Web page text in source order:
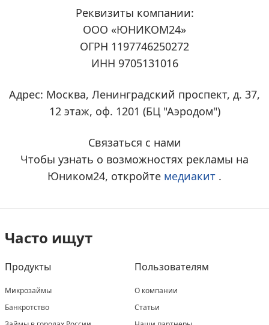
Реквизиты компании:
ООО «ЮНИКОМ24»
ОГРН 1197746250272
ИНН 9705131016
Адрес: Москва, Ленинградский проспект, д. 37,
12 этаж, оф. 1201 (БЦ "Аэродом")
Связаться с нами
Чтобы узнать о возможностях рекламы на
Юником24, откройте медиакит .
Часто ищут
Продукты
Микрозаймы
Банкротство
Пользователям
О компании
Статьи